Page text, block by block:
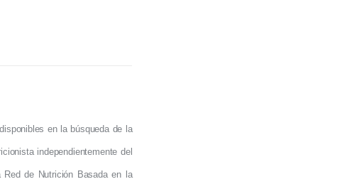
en la búsqueda de la
independientemente del
de Nutrición Basada en la